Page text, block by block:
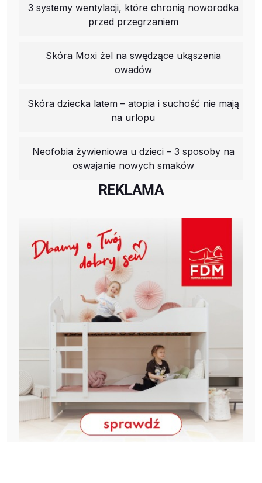
3 systemy wentylacji, które chronią noworodka
przed przegrzaniem
Skóra Moxi żel na swędzące ukąszenia
owadów
Skóra dziecka latem – atopia i suchość nie mają
na urlopu
Neofobia żywieniowa u dzieci – 3 sposoby na
oswajanie nowych smaków
REKLAMA